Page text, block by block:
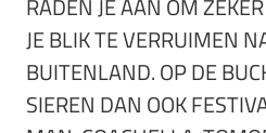
JE BLIK TE VERRUIMEN
BUITENLAND. OP DE
SIEREN DAN OOK